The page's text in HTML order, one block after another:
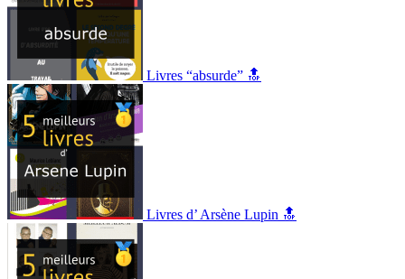
Livres “absurde” 🔝
Livres d’ Arsène Lupin 🔝